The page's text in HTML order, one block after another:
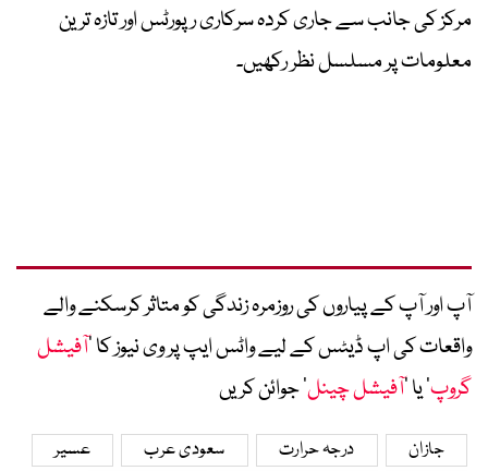
مرکز کی جانب سے جاری کردہ سرکاری رپورٹس اور تازہ ترین
معلومات پر مسلسل نظر رکھیں۔
آپ اور آپ کے پیاروں کی روزمرہ زندگی کو متاثر کرسکنے والے
واقعات کی اپ ڈیٹس کے لیے واٹس ایپ پر وی نیوز کا ’آفیشل
گروپ‘ یا ’آفیشل چینل‘ جوائن کریں
جازان درجہ حرارت سعودی عرب
عسیر